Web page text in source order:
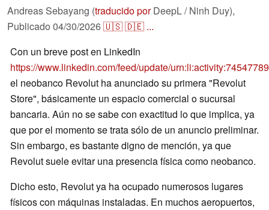
Andreas Sebayang (traducido porDeepL / Ninh Duy),
Publicado 04/30/2026🇺🇸🇩🇪 ...
Con un breve post en LinkedIn
https://www.linkedin.com/feed/update/
el neobanco Revolut ha anunciado su primera "Revolut
Store", básicamente un espacio comercial o sucursal
bancaria. Aún no se sabe con exactitud lo que implica, ya
que por el momento se trata sólo de un anuncio preliminar.
Sin embargo, es bastante digno de mención, ya que
Revolut suele evitar una presencia física como neobanco.
Dicho esto, Revolut ya ha ocupado numerosos lugares
físicos con máquinas instaladas. En muchos aeropuertos,